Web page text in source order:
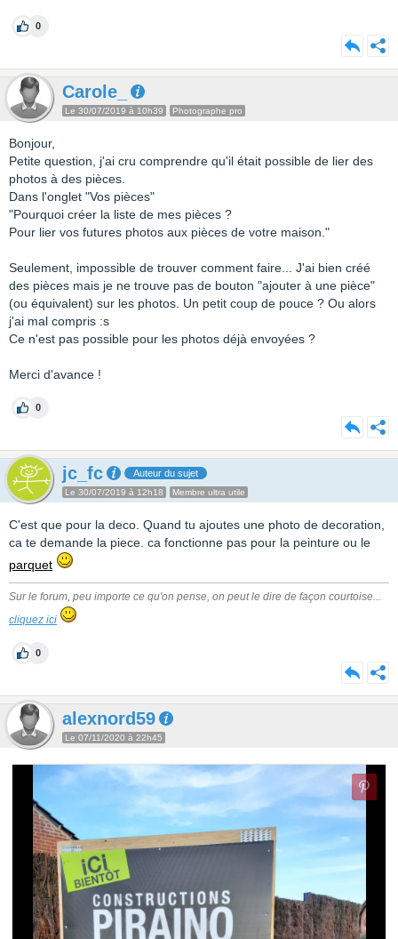
0
Carole_
Le 30/07/2019 à 10h39 Photographe pro
Bonjour,
Petite question, j'ai cru comprendre qu'il était possible de lier des
photos à des pièces.
Dans l'onglet "Vos pièces"
"Pourquoi créer la liste de mes pièces ?
Pour lier vos futures photos aux pièces de votre maison."
Seulement, impossible de trouver comment faire... J'ai bien créé
des pièces mais je ne trouve pas de bouton "ajouter à une pièce"
(ou équivalent) sur les photos. Un petit coup de pouce ? Ou alors
j'ai mal compris :s
Ce n'est pas possible pour les photos déjà envoyées ?
Merci d'avance !
0
jc_fc Auteur du sujet
Le 30/07/2019 à 12h18 Membre ultra utile
C'est que pour la deco. Quand tu ajoutes une photo de decoration,
ca te demande la piece. ca fonctionne pas pour la peinture ou le
parquet
Sur le forum, peu importe ce qu'on pense, on peut le dire de façon courtoise...
cliquez ici
0
alexnord59
Le 07/11/2020 à 22h45